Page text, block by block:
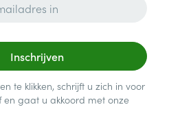
Inschrijven
te klikken, schrijft u zich in voor
en gaat u akkoord met onze